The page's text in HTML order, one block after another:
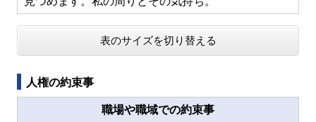
表のサイズを切り替える
人権の約束事
職場や職域での約束事